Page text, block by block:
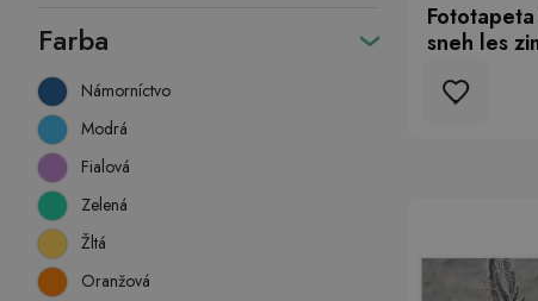
Farba
Námorníctvo
Modrá
Fialová
Zelená
Žltá
Oranžová
sneh les